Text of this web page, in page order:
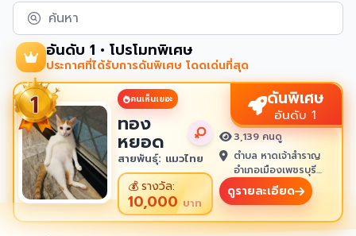
ค้นหา
อันดับ 1 • โปรโมทพิเศษ
ประกาศที่ได้รับการดันพิเศษ โดดเด่นที่สุด
คนเห็นเยอะ
ทอง
หยอด
สายพันธุ์: แมวไทย
💰รางวัล:
10,000บาท
ดันพิเศษ
อันดับ 1
3,139 คนดู
ตำบล หาดเจ้าสำราญ
อำเภอเมืองเพชรบุรี
เพชรบุรี 76100
ดูรายละเอียด